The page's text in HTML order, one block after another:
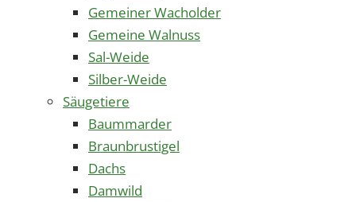
Gemeiner Wacholder
Gemeine Walnuss
Sal-Weide
Silber-Weide
Säugetiere
Baummarder
Braunbrustigel
Dachs
Damwild